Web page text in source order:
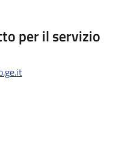
per il servizio